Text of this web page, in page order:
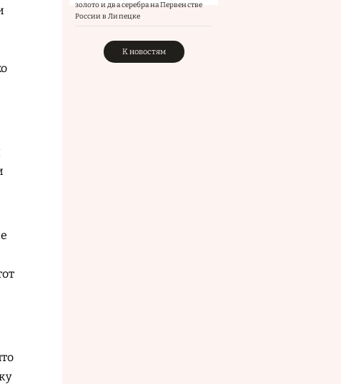
золото и два серебра на Первенстве
России в Липецке
К новостям